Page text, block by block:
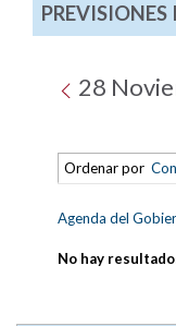
28
Ordenar por
Agenda del
No hay